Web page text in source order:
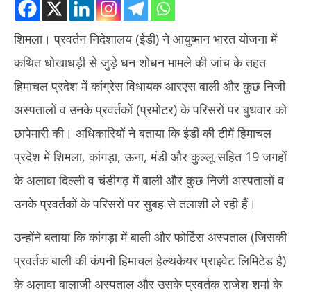
आयुष्मान भारत धोखाधड़ी मामले में ईडी ने कांग्रेस विधायक से जुड़े परिसरों पर की
छापेमारी
July
2024
शिमला। प्रवर्तन निदेशालय (ईडी) ने आयुष्मान भारत योजना में
कथित धोखाधड़ी से जुड़े धन शोधन मामले की जांच के तहत
हिमाचल प्रदेश में कांग्रेस विधायक आरएस बाली और कुछ निजी
अस्पतालों व उनके प्रवर्तकों (प्रमोटर) के परिसरों पर बुधवार को
छापेमारी की। अधिकारियों ने बताया कि ईडी की टीमें हिमाचल
प्रदेश में शिमला, कांगड़ा, ऊना, मंडी और कुल्लू सहित 19 जगहों
के अलावा दिल्ली व चंडीगढ़ में बाली और कुछ निजी अस्पतालों व
उनके प्रवर्तकों के परिसरों पर सुबह से तलाशी ले रही हैं।
उन्होंने बताया कि कांगड़ा में बाली और फोर्टिस अस्पताल (जिसकी
प्रवर्तक बाली की कंपनी हिमाचल हेल्थकेयर प्राइवेट लिमिटेड है)
के अलावा बालाजी अस्पताल और उसके प्रवर्तक राजेश शर्मा के